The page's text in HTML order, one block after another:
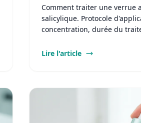
Comment traiter une verrue
salicylique. Protocole
concentration, durée du
Lire l'article